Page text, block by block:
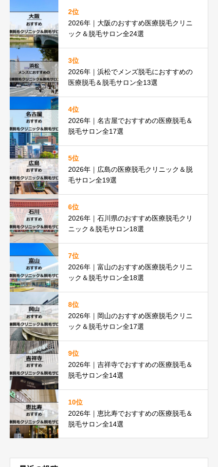
2位
2026年｜大阪のおすすめ医療脱毛クリニ
ック＆脱毛サロン全24選
3位
2026年｜浜松でメンズ脱毛におすすめの
医療脱毛＆脱毛サロン全13選
4位
2026年｜名古屋でおすすめの医療脱毛＆
脱毛サロン全17選
5位
2026年｜広島の医療脱毛クリニック＆脱
毛サロン全19選
6位
2026年｜石川県のおすすめ医療脱毛クリ
ニック＆脱毛サロン18選
7位
2026年｜富山のおすすめ医療脱毛クリニ
ック＆脱毛サロン全18選
8位
2026年｜岡山のおすすめ医療脱毛クリニ
ック＆脱毛サロン全17選
9位
2026年｜吉祥寺でおすすめの医療脱毛＆
脱毛サロン全14選
10位
2026年｜恵比寿でおすすめの医療脱毛＆
脱毛サロン全14選